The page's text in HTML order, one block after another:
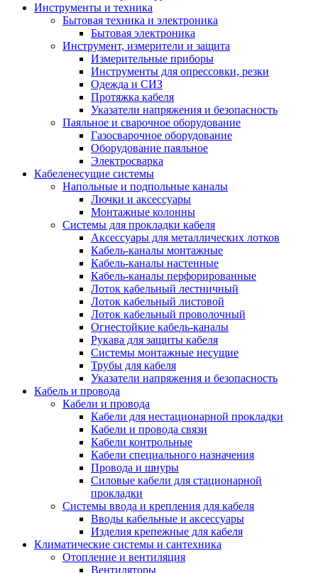
Инструменты и техника
Бытовая техника и электроника
Бытовая электроника
Инструмент, измерители и защита
Измерительные приборы
Инструменты для опрессовки, резки
Одежда и СИЗ
Протяжка кабеля
Указатели напряжения и безопасность
Паяльное и сварочное оборудование
Газосварочное оборудование
Оборудование паяльное
Электросварка
Кабеленесущие системы
Напольные и подпольные каналы
Лючки и аксессуары
Монтажные колонны
Системы для прокладки кабеля
Аксессуары для металлических лотков
Кабель-каналы монтажные
Кабель-каналы настенные
Кабель-каналы перфорированные
Лоток кабельный лестничный
Лоток кабельный листовой
Лоток кабельный проволочный
Огнестойкие кабель-каналы
Рукава для защиты кабеля
Системы монтажные несущие
Трубы для кабеля
Указатели напряжения и безопасность
Кабель и провода
Кабели и провода
Кабели для нестационарной прокладки
Кабели и провода связи
Кабели контрольные
Кабели специального назначения
Провода и шнуры
Силовые кабели для стационарной
прокладки
Системы ввода и крепления для кабеля
Вводы кабельные и аксессуары
Изделия крепежные для кабеля
Климатические системы и сантехника
Отопление и вентиляция
Вентиляторы